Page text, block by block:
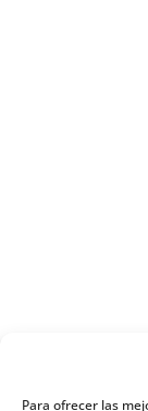
Para ofrecer las